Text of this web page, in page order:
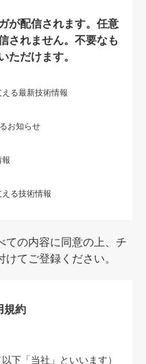
が配信されます。任意
されません。不要なも
ただけます。
る最新技術情報
お知らせ
る技術情報
ての内容に同意の上、チ
てご登録ください。
規約
下「当社」といいます）